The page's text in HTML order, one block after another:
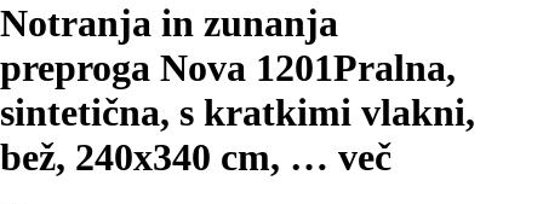
Notranja in zunanja
preproga Nova 1201Pralna,
sintetična, s kratkimi vlakni,
bež, 240x340 cm, … več